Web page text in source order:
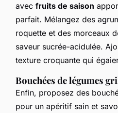
avec fruits de saison
parfait. Mélangez des
roquette et des morceaux
saveur sucrée-acidulée.
texture croquante qui
Bouchées de légumes
Enfin, proposez des
pour un apéritif sain et